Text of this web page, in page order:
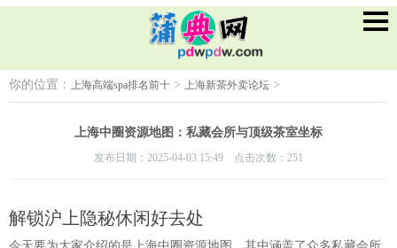
你的位置： 上海高端spa排名前十 > 上海新茶外卖论坛 >
上海中圈资源地图：私藏会所与顶级茶室坐标
发布日期：2025-04-03 15:49 点击次数：251
解锁沪上隐秘休闲好去处